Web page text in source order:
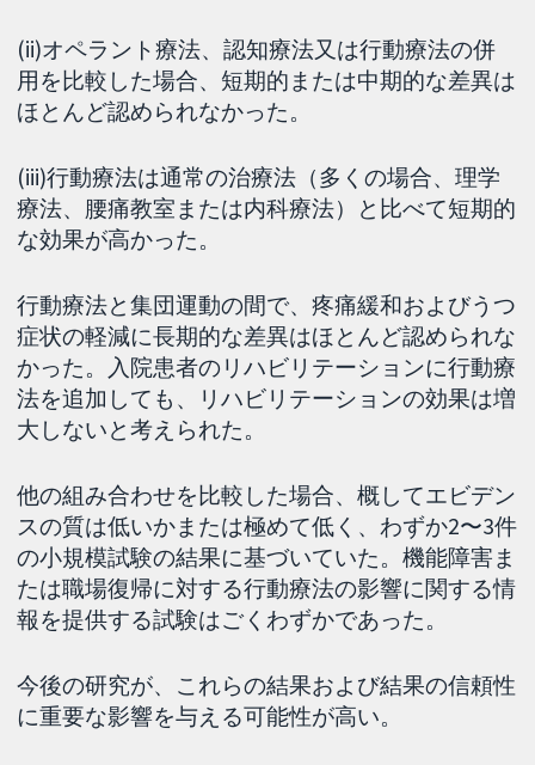
(ii)オペラント療法、認知療法又は行動療法の併
用を比較した場合、短期的または中期的な差異は
ほとんど認められなかった。
(iii)行動療法は通常の治療法（多くの場合、理学
療法、腰痛教室または内科療法）と比べて短期的
な効果が高かった。
行動療法と集団運動の間で、疼痛緩和およびうつ
症状の軽減に長期的な差異はほとんど認められな
かった。入院患者のリハビリテーションに行動療
法を追加しても、リハビリテーションの効果は増
大しないと考えられた。
他の組み合わせを比較した場合、概してエビデン
スの質は低いかまたは極めて低く、わずか2〜3件
の小規模試験の結果に基づいていた。機能障害ま
たは職場復帰に対する行動療法の影響に関する情
報を提供する試験はごくわずかであった。
今後の研究が、これらの結果および結果の信頼性
に重要な影響を与える可能性が高い。